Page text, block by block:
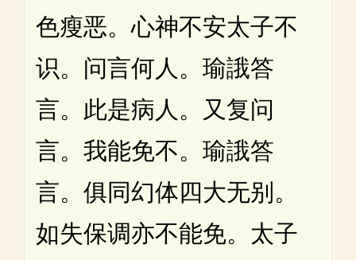
色瘦恶。心神不安太子不
识。问言何人。瑜誐答
言。此是病人。又复问
言。我能免不。瑜誐答
言。俱同幻体四大无别。
如失保调亦不能免。太子